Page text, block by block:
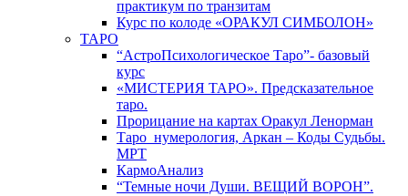
практикум по транзитам
Курс по колоде «ОРАКУЛ СИМБОЛОН»
ТАРО
“АстроПсихологическое Таро”- базовый
курс
«МИСТЕРИЯ ТАРО». Предсказательное
таро.
Прорицание на картах Оракул Ленорман
Таро_нумерология, Аркан – Коды Судьбы.
МРТ
КармоАнализ
“Темные ночи Души. ВЕЩИЙ ВОРОН”.